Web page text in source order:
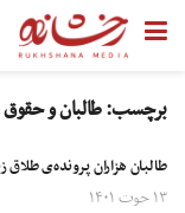
برچسب:طالبان و حقوق
طالبان هزاران پرونده‌ی طلاق
۱۳ حوت ۱۴۰۱